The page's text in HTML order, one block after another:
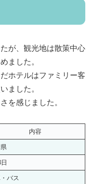
が、観光地は散策中心
ました。
ホテルはファミリー客
ました。
を感じました。
内容
バス